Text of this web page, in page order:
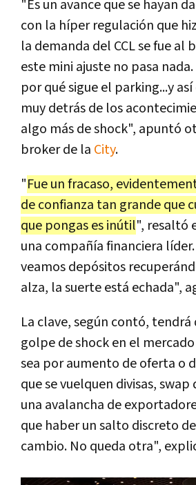
"Es un avance que se hayan
con la híper regulación que
la demanda del CCL se fue al
este mini ajuste no pasa
por qué sigue el parking...y así
muy detrás de los
algo más de shock", apuntó
broker de la City.
"Fue un fracaso,
de confianza tan grande que
que pongas es inútil", resaltó
una compañía financiera
veamos depósitos
alza, la suerte está echada",
La clave, según contó, tendrá
golpe de shock en el
sea por aumento de oferta o
que se vuelquen divisas, swap
una avalancha de
que haber un salto discreto
cambio. No queda otra",